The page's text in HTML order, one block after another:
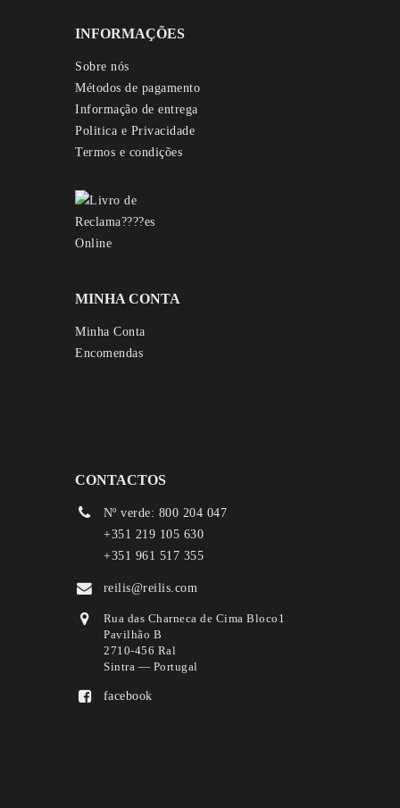
INFORMAÇÕES
Sobre nós
Métodos de pagamento
Informação de entrega
Politica e Privacidade
Termos e condições
MINHA CONTA
Minha Conta
Encomendas
CONTACTOS
Nº verde: 800 204 047
+351 219 105 630
+351 961 517 355
reilis@reilis.com
Rua das Charneca de Cima Bloco1
Pavilhão B
2710-456 Ral
Sintra — Portugal
facebook